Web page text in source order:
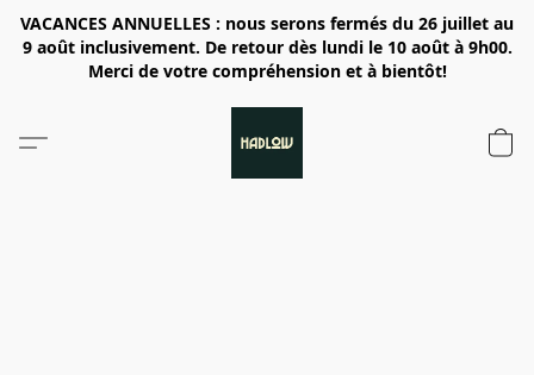
VACANCES ANNUELLES : nous serons fermés du 26 juillet au
9 août inclusivement. De retour dès lundi le 10 août à 9h00.
Merci de votre compréhension et à bientôt!